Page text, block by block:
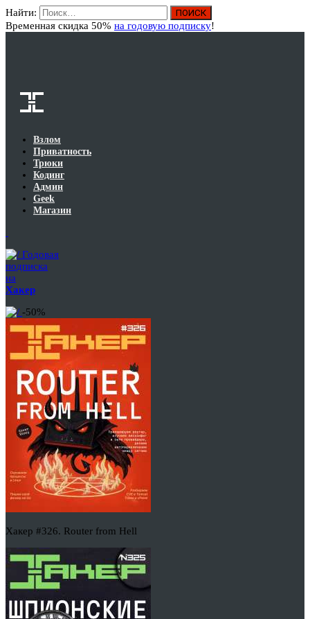
Найти:
Временная скидка 50% на годовую подписку!
Взлом
Приватность
Трюки
Кодинг
Админ
Geek
Магазин
Годовая
подписка
на
Хакер
-50%
Хакер #326. Router from Hell